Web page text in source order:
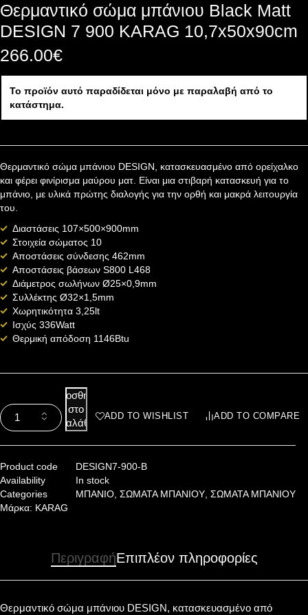
Θερμαντικό σώμα μπάνιου Black Matt
DESIGN 7 900 KARAG 10,7x50x90cm
266.00€
Το προϊόν αυτό παραδίδεται μόνο με παραλαβή από το
κατάστημα.
Θερμαντικό σώμα μπάνιου DESIGN, κατασκευασμένο από ορείχαλκο
και φέρει φινίρισμα μαύρου ματ. Είναι μια στιβαρή κατασκευή για το
μπάνιο, με υλικά πρώτης διαλογής για την ορθή και μακρά λειτουργία
του.
Διαστάσεις 107×500×900mm
Στοιχεία σώματος 10
Αποστάσεις σύνδεσης 462mm
Αποστάσεις βάσεων S800 L468
Διάμετρος σωλήνων Ø25×0,9mm
Συλλέκτης Ø32×1,5mm
Χωρητικότητα 3,25lt
Ισχύς 336Watt
Θερμική απόδοση 1146Btu
Προσθήκη
στο
καλάθι
ADD TO WISHLIST ADD TO COMPARE
Product code
DESIGN7-900-B
Availability
In stock
Categories
ΜΠΑΝΙΟ, ΣΩΜΑΤΑ ΜΠΑΝΙΟΥ, ΣΩΜΑΤΑ ΜΠΑΝΙΟΥ
Μάρκα: KARAG
ΠεριγραφήΕπιπλέον πληροφορίες
Θερμαντικό σώμα μπάνιου DESIGN, κατασκευασμένο από